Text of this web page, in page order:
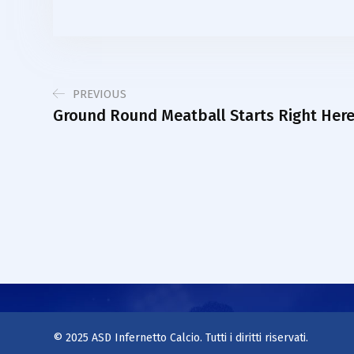
PREVIOUS
Ground Round Meatball Starts Right Here
© 2025 ASD Infernetto Calcio. Tutti i diritti riservati.